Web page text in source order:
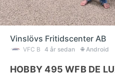
Vinslövs Fritidscenter AB
VFC B 4 år sedan Android
HOBBY 495 WFB DE